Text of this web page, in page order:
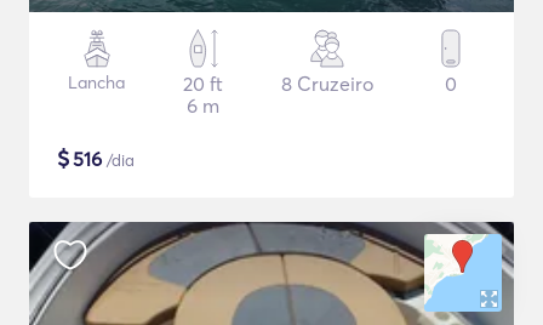
Lancha
20 ft
6 m
8 Cruzeiro 0
$516 /dia